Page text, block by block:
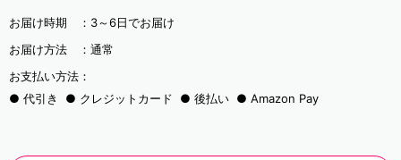
お届け時期 ： 3～6日でお届け
お届け方法 ： 通常
お支払い方法：
代引き
クレジットカード 後払い Amazon Pay